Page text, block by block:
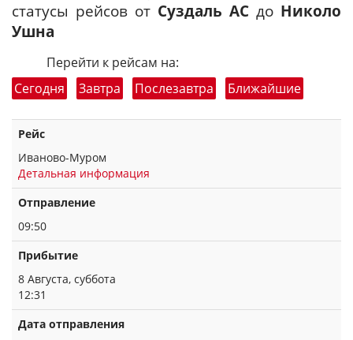
статусы рейсов от Суздаль АС до Николо
Ушна
Перейти к рейсам на:
Сегодня
Завтра Послезавтра Ближайшие
Рейс
Иваново-Муром
Детальная информация
Отправление
09:50
Прибытие
8 Августа, суббота
12:31
Дата отправления